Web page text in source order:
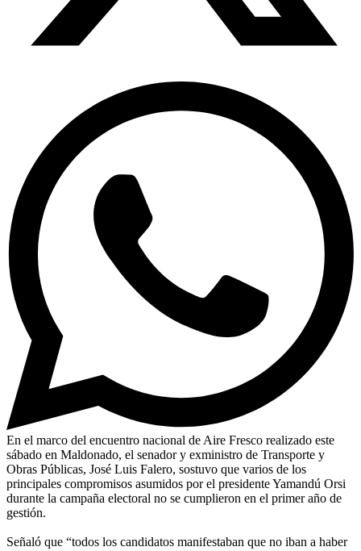
En el marco del encuentro nacional de Aire Fresco realizado este
sábado en Maldonado, el senador y exministro de Transporte y
Obras Públicas, José Luis Falero, sostuvo que varios de los
principales compromisos asumidos por el presidente Yamandú Orsi
durante la campaña electoral no se cumplieron en el primer año de
gestión.
Señaló que “todos los candidatos manifestaban que no iban a haber